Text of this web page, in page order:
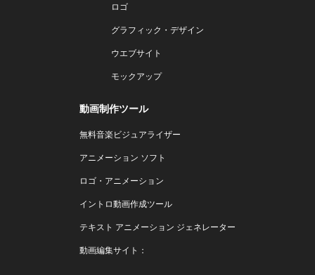
ロゴ
グラフィック・デザイン
ウエブサイト
モックアップ
動画制作ツール
無料音楽ビジュアライザー
アニメーション ソフト
ロゴ・アニメーション
イントロ動画作成ツール
テキスト アニメーション ジェネレーター
動画編集サイト：